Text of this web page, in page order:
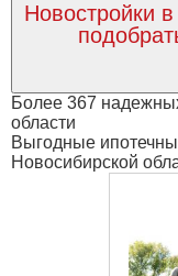
Новостройки
Более 367
области
Выгодные
Новосибирской